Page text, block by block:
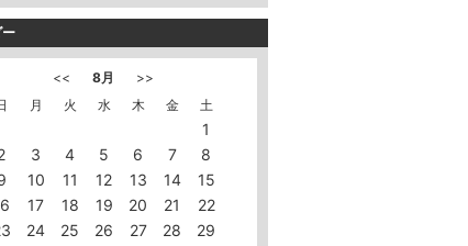
<< 8月
>>
月 火 水 木 金 土
1
3 4 5 6 7
8
10 11 12 13 14
15
17 18 19 20 21
22
24 25 26 27 28
29